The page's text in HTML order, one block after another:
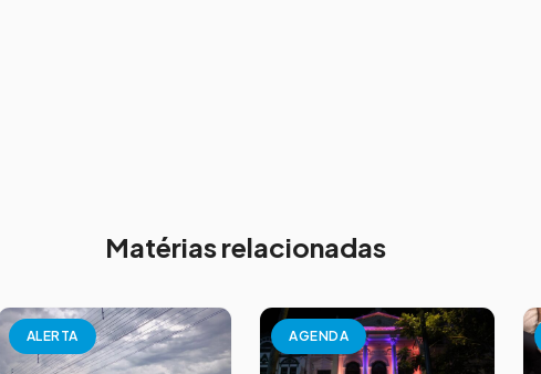
Matérias relacionadas
ALERTA AGENDA